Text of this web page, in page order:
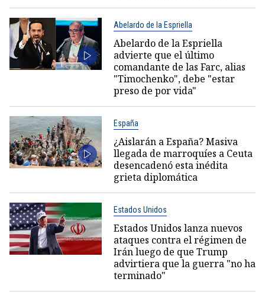
Abelardo de la Espriella
Abelardo de la Espriella
advierte que el último
comandante de las Farc, alias
"Timochenko", debe "estar
preso de por vida"
España
¿Aislarán a España? Masiva
llegada de marroquíes a Ceuta
desencadenó esta inédita
grieta diplomática
Estados Unidos
Estados Unidos lanza nuevos
ataques contra el régimen de
Irán luego de que Trump
advirtiera que la guerra "no ha
terminado"